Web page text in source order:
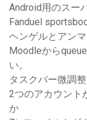
Android用のスー
Fanduel
ヘンゲルとアン
Moodleから
い。
タスクバー微調
2つのアカウント
か